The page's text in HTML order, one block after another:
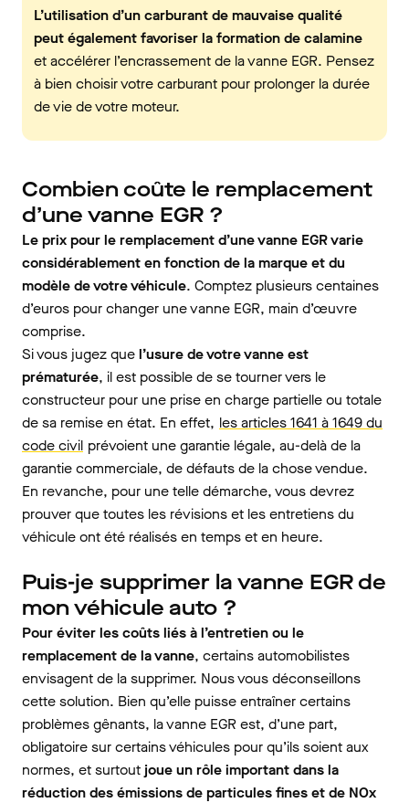
L’utilisation d’un carburant de mauvaise qualité
peut également favoriser la formation de calamine
et accélérer l’encrassement de la vanne EGR. Pensez
à bien choisir votre carburant pour prolonger la durée
de vie de votre moteur.
Combien coûte le remplacement
d’une vanne EGR ?
Le prix pour le remplacement d’une vanne EGR varie
considérablement en fonction de la marque et du
modèle de votre véhicule. Comptez plusieurs centaines
d’euros pour changer une vanne EGR, main d’œuvre
comprise.
Si vous jugez quel’usure de votre vanne est
prématurée, il est possible de se tourner vers le
constructeur pour une prise en charge partielle ou totale
de sa remise en état. En effet, les articles 1641 à 1649 du
code civil prévoient une garantie légale, au-delà de la
garantie commerciale, de défauts de la chose vendue.
En revanche, pour une telle démarche, vous devrez
prouver que toutes les révisions et les entretiens du
véhicule ont été réalisés en temps et en heure.
Puis-je supprimer la vanne EGR de
mon véhicule auto ?
Pour éviter les coûts liés à l’entretien ou le
remplacement de la vanne, certains automobilistes
envisagent de la supprimer. Nous vous déconseillons
cette solution. Bien qu’elle puisse entraîner certains
problèmes gênants, la vanne EGR est, d’une part,
obligatoire sur certains véhicules pour qu’ils soient aux
normes, et surtout joue un rôle important dans la
réduction des émissions de particules fines et de NOx